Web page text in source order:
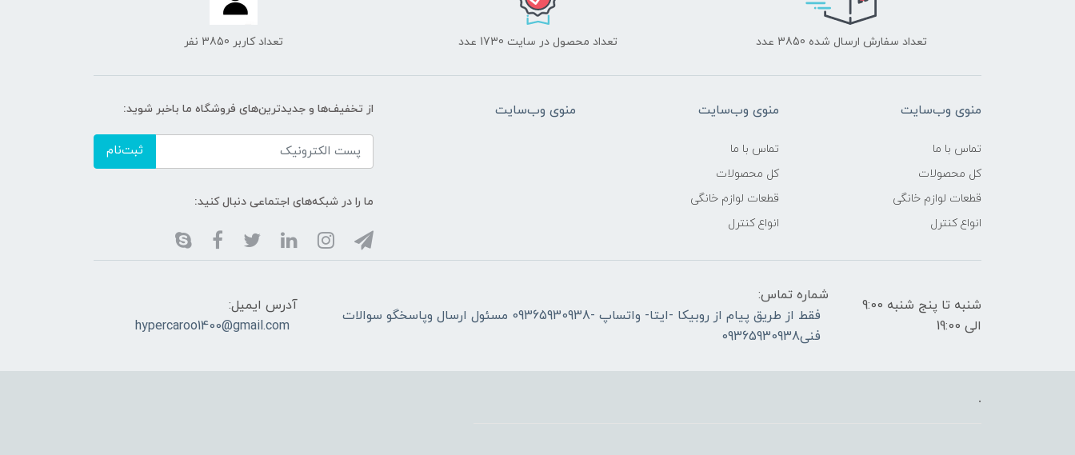
تعداد سفارش ارسال شده 3850 عدد تعداد محصول در سایت 1730 عدد تعداد کاربر 3850 نفر
منوی وب‌سایت
تماس با ما
کل محصولات
قطعات لوازم خانگی
انواع کنترل
منوی وب‌سایت
تماس با ما
کل محصولات
قطعات لوازم خانگی
انواع کنترل
منوی وب‌سایت از تخفیف‌ها و جدیدترین‌های فروشگاه ما باخبر شوید:
ثبت‌نام
ما را در شبکه‌های اجتماعی دنبال کنید:
شنبه تا پنج شنبه 9:00
الی 19:00
شماره تماس:
فقط از طریق پیام از روبیکا -ایتا- واتساپ -09365930938 مسئول ارسال وپاسخگو سوالات
فنی09365930938
آدرس ایمیل:
hypercaroo1400@gmail.com
.